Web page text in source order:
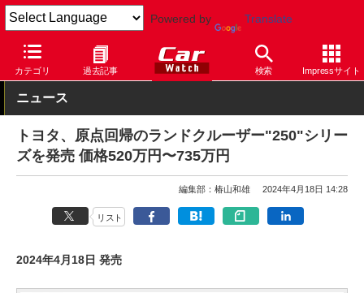
Powered by Translate
カテゴリ 過去記事 検索 Impressサイト
Car Watch 自動車 トヨタ ランドクルーザー
ニュース
トヨタ、原点回帰のランドクルーザー"250"シリー
ズを発売 価格520万円〜735万円
編集部：椿山和雄 2024年4月18日 14:28
リスト
2024年4月18日 発売